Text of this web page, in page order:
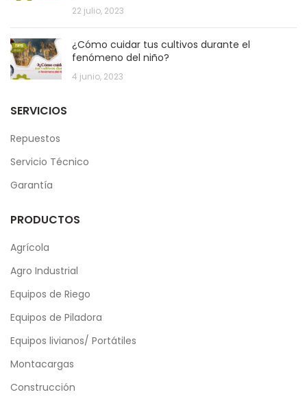
22 julio, 2023
¿Cómo cuidar tus cultivos durante el
fenómeno del niño?
4 junio, 2023
SERVICIOS
Repuestos
Servicio Técnico
Garantía
PRODUCTOS
Agrícola
Agro Industrial
Equipos de Riego
Equipos de Piladora
Equipos livianos/ Portátiles
Montacargas
Construcción